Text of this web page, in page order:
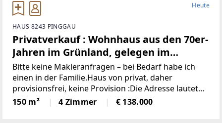
Heute
HAUS 8243 PINGGAU
Privatverkauf : Wohnhaus aus den 70er-
Jahren im Grünland, gelegen im
idyllischen Wechselgebiet
(Provisionsfrei)
Bitte keine Makleranfragen – bei Bedarf habe ich
einen in der Familie.Haus von privat, daher
provisionsfrei, keine Provision :Die Adresse lautet
“8243 Pinggau, Wiesenhöf 43“. Achtung : in
manchen Navis(auch
150 m² 4 Zimmer € 138.000